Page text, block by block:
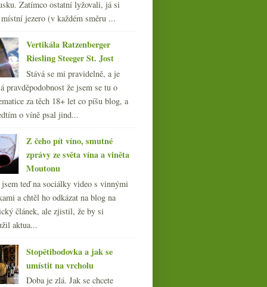
Dva duby a pět vín ročníku
2009
Zatímco ostatní lyžovali, já si
jezero (v každém směru ...
Vertikála Ratzenberger
Riesling Steeger St. Jost
Stává se mi pravidelně, a je
pravděpodobnost že jsem se tu o
za těch 18+ let co píšu blog, a
o víně psal jind...
Z čeho pít víno, smutné
zprávy ze světa vína a viněta
Moutonu
teď na sociálky video s vinnými
a chtěl ho odkázat na blog na
článek, ale zjistil, že by si
aktua...
Stopětibodovka a jak se
umístit na vrcholu
Doba je zlá. Jak se chcete